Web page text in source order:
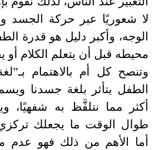
لا شعوريًا عبر حركة الجسد
الوجه، وأكبر دليل هو قدرة
محيطه قبل أن يتعلم الكلام أو
وتنصح كل أم بالاهتمام
الطفل يتأثر بلغة جسدنا
أكثر مما نتلفَّظ به شفهيًا،
طوال الوقت ما يجعلك
أما الأهم من ذلك فهو عدم